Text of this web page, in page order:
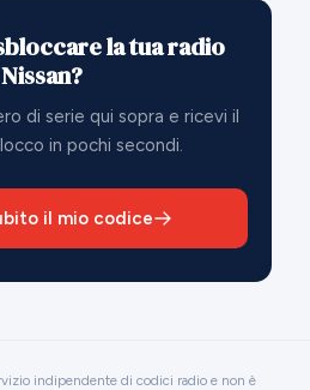
la tua radio
Nissan?
di serie qui sopra e ricevi il
in pochi secondi.
il mio codice
indipendente di codici radio e non è